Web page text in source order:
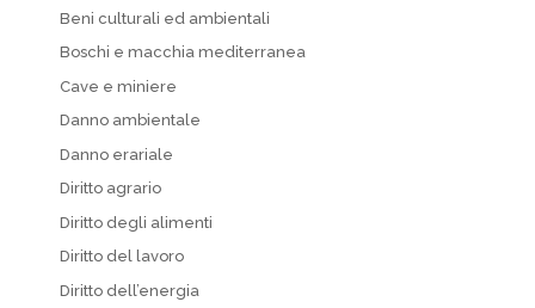
Beni culturali ed ambientali
Boschi e macchia mediterranea
Cave e miniere
Danno ambientale
Danno erariale
Diritto agrario
Diritto degli alimenti
Diritto del lavoro
Diritto dell’energia